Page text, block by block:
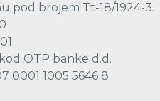
pod brojem Tt-18/1924-3.
OTP banke d.d.
0001 1005 5646 8